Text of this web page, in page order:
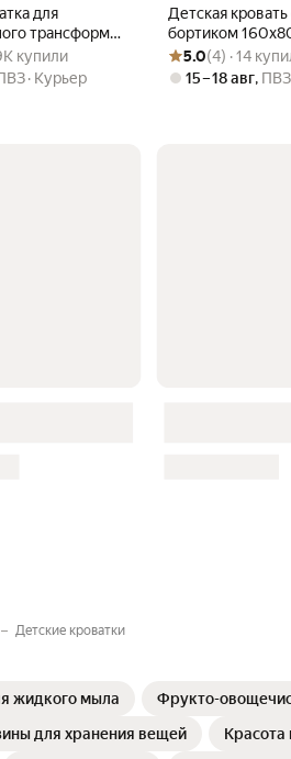
для
трансформер
Звезда без
овал 125*75,
4.7 из 5
купили
купили
Курьер
Детская
бортиком
приставная,
Рейтинг товара: 5.0
Оценок: (4) · 14
5.0(4) · 14
15 – 18 авг, ПВЗ
Детские кроватки
жидкого мыла Фрукто-
для хранения вещей
Красота